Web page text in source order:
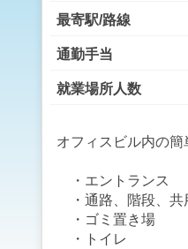
最寄駅/路線
通勤手当
就業場所人数
オフィスビル内の簡
・エントランス
・通路、階段、共
・ゴミ置き場
・トイレ